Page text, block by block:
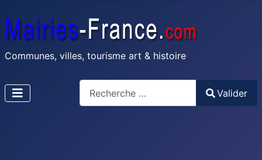
Communes, villes, tourisme art & histoire
Valider